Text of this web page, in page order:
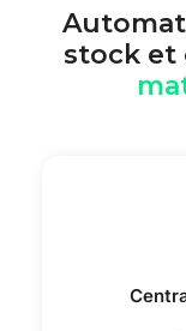
stock et